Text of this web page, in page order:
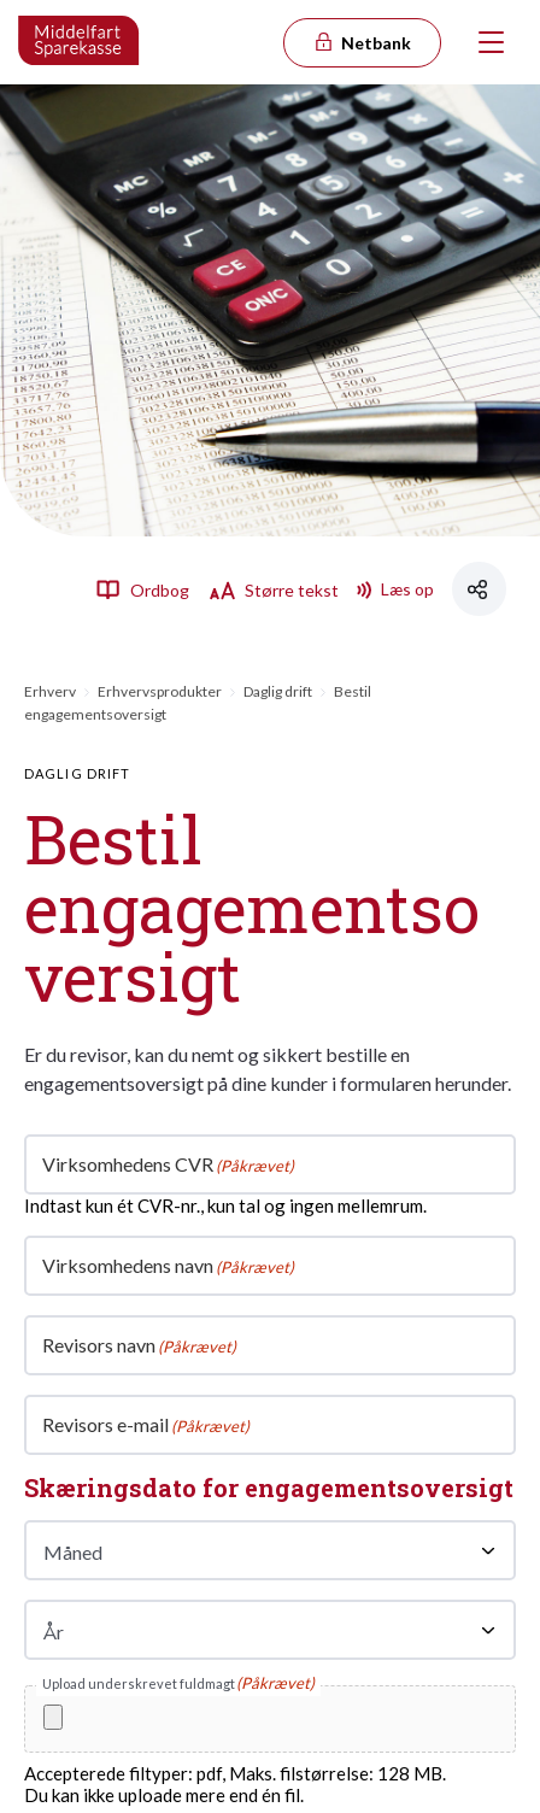
Netbank
Ordbog Større tekst Læs op
Erhverv Erhvervsprodukter Daglig drift
Bestil
engagementsoversigt
DAGLIG DRIFT
Bestil
engagementso
versigt
Er du revisor, kan du nemt og sikkert bestille en
engagementsoversigt på dine kunder i formularen herunder.
Virksomhedens CVR(Påkrævet)
Indtast kun ét CVR-nr., kun tal og ingen mellemrum.
Virksomhedens navn(Påkrævet)
Revisors navn(Påkrævet)
Revisors e-mail(Påkrævet)
Skæringsdato for engagementsoversigt
Måned
Måned
År
År
Upload underskrevet fuldmagt(Påkrævet)
Accepterede filtyper: pdf, Maks. filstørrelse: 128 MB.
Du kan ikke uploade mere end én fil.